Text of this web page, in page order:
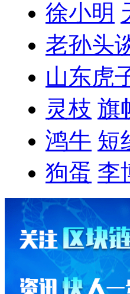
徐小明
老孙头
山东虎
灵枝 旗
鸿牛 短
狗蛋 李